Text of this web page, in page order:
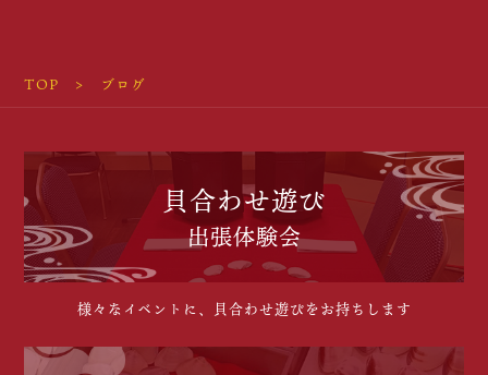
TOP ブログ
貝合わせ遊び
出張体験会
様々なイベントに、貝合わせ遊びをお持ちします